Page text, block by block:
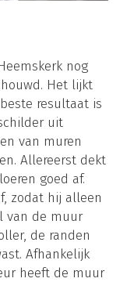
nog
Het lijkt
resultaat is
uit
van muren
Allereerst dekt
goed af.
zodat hij alleen
van de muur
de randen
Afhankelijk
heeft de muur